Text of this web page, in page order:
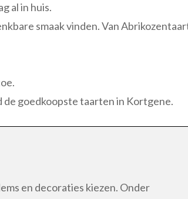
al in huis.
smaak vinden. Van
de goedkoopste taarten in Kortgene.
en decoraties kiezen. Onder